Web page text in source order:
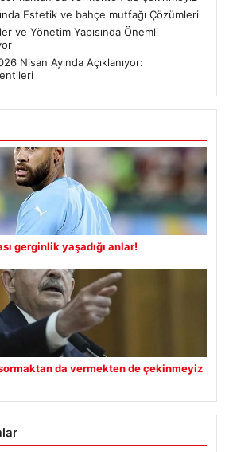
Estetik ve bahçe mutfağı Çözümleri
ve Yönetim Yapısında Önemli
Nisan Ayında Açıklanıyor:
gerginlik yaşadığı anlar!
da vermekten de çekinmeyiz